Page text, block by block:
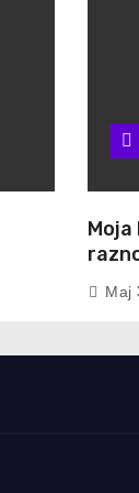
Moja
Мај